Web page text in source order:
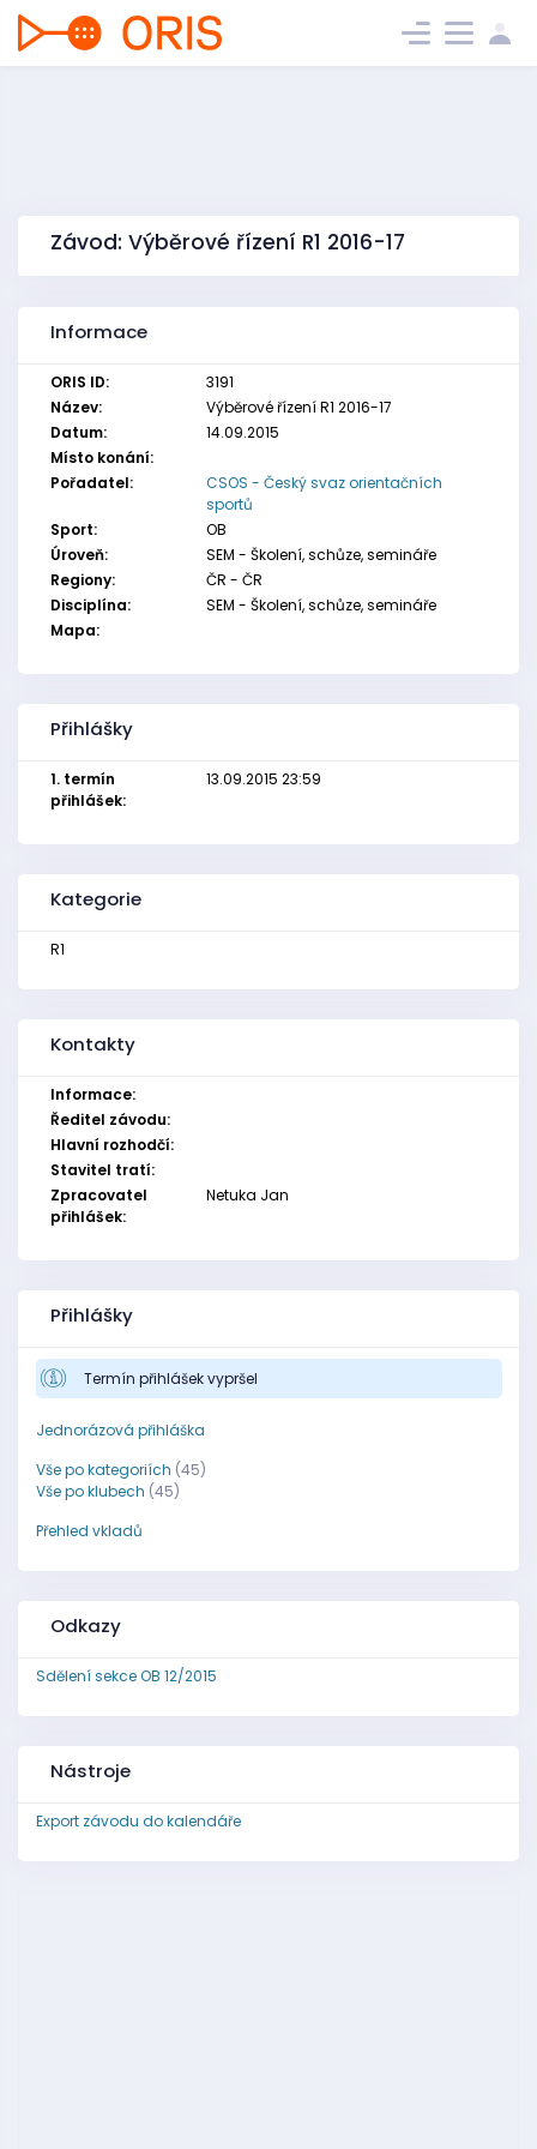
Závod: Výběrové řízení R1 2016-17
Informace
ORIS ID:
3191
Název:
Výběrové řízení R1 2016-17
Datum:
14.09.2015
Místo konání:
Pořadatel:
CSOS - Český svaz orientačních
sportů
Sport:
OB
Úroveň:
SEM - Školení, schůze, semináře
Regiony:
ČR - ČR
Disciplína:
SEM - Školení, schůze, semináře
Mapa:
Přihlášky
1. termín
přihlášek:
13.09.2015 23:59
Kategorie
R1
Kontakty
Informace:
Ředitel závodu:
Hlavní rozhodčí:
Stavitel tratí:
Zpracovatel
přihlášek:
Netuka Jan
Přihlášky
Termín přihlášek vypršel
Jednorázová přihláška
Vše po kategoriích (45)
Vše po klubech (45)
Přehled vkladů
Odkazy
Sdělení sekce OB 12/2015
Nástroje
Export závodu do kalendáře